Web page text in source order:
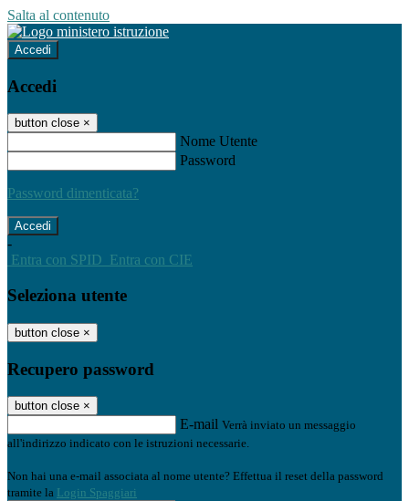
Salta al contenuto
Accedi
Accedi
button close ×
Nome Utente
Password
Password dimenticata?
-
Entra con SPID Entra con CIE
Seleziona utente
button close ×
Recupero password
button close ×
E-mail Verrà inviato un messaggio
all'indirizzo indicato con le istruzioni necessarie.
Non hai una e-mail associata al nome utente? Effettua il reset della password
tramite la Login Spaggiari